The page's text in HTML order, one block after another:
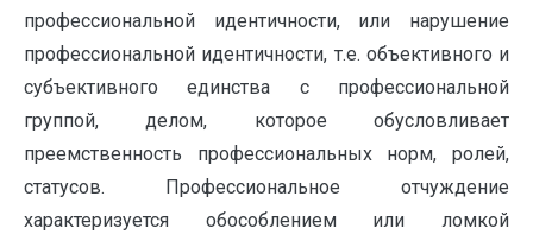
профессиональной идентичности, или нарушение
профессиональной идентичности, т.е. объективного и
субъективного единства с профессиональной
группой, делом, которое обусловливает
преемственность профессиональных норм, ролей,
статусов. Профессиональное отчуждение
характеризуется обособлением или ломкой